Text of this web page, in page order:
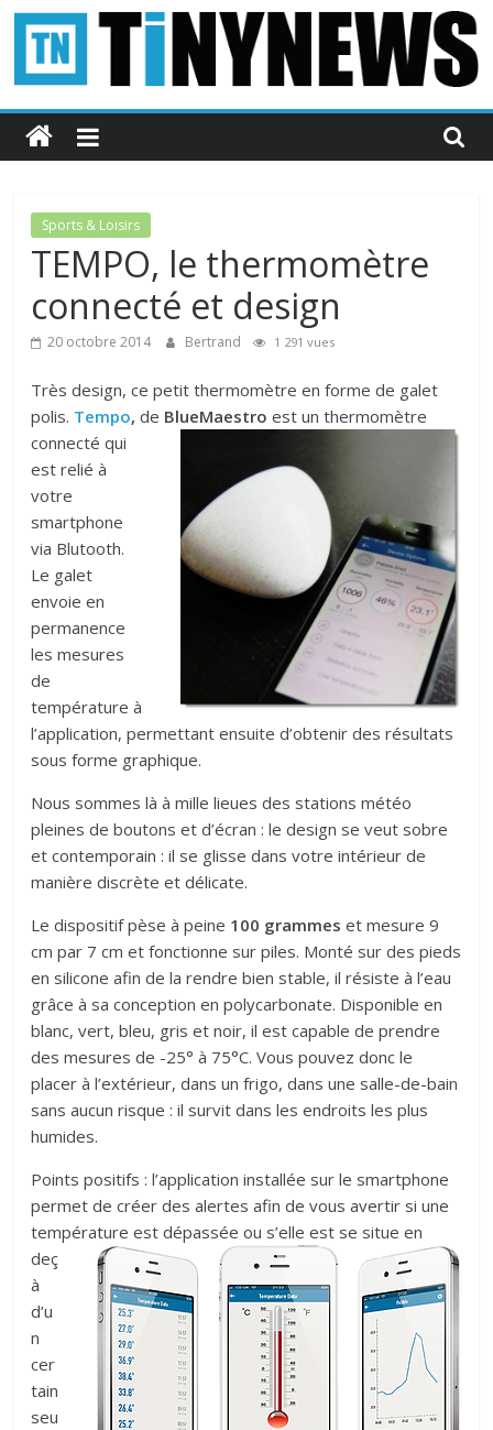
Passer
contenu
Tinynews
Le
belge
connecté
Sports & Loisirs
TEMPO, le thermomètre
connecté et design
20 octobre 2014 Bertrand 1 291 vues
Très design, ce petit thermomètre en forme de galet
polis. Tempo,de BlueMaestro est un thermomètre
connecté qui
est relié à
votre
smartphone
via Blutooth.
Le galet
envoie en
permanence
les mesures
de
température à
l’application, permettant ensuite d’obtenir des résultats
sous forme graphique.
Nous sommes là à mille lieues des stations météo
pleines de boutons et d’écran : le design se veut sobre
et contemporain : il se glisse dans votre intérieur de
manière discrète et délicate.
Le dispositif pèse à peine 100 grammes et mesure 9
cm par 7 cm et fonctionne sur piles. Monté sur des pieds
en silicone afin de la rendre bien stable, il résiste à l’eau
grâce à sa conception en polycarbonate. Disponible en
blanc, vert, bleu, gris et noir, il est capable de prendre
des mesures de -25° à 75°C. Vous pouvez donc le
placer à l’extérieur, dans un frigo, dans une salle-de-bain
sans aucun risque : il survit dans les endroits les plus
humides.
Points positifs : l’application installée sur le smartphone
permet de créer des alertes afin de vous avertir si une
température est dépassée ou s’elle est se situe en
deç
à
d’u
n
cer
tain
seu